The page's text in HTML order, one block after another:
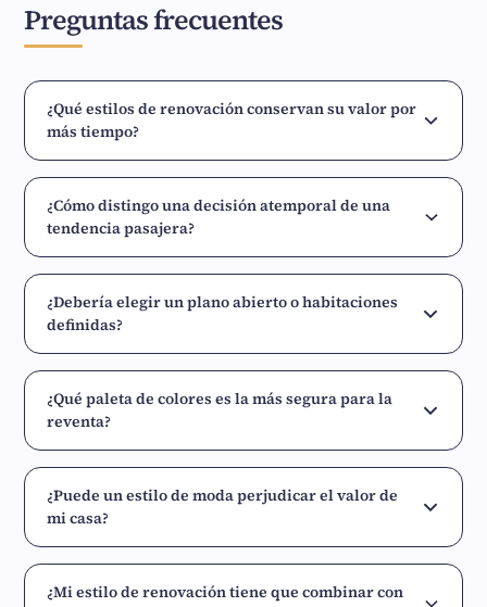
Preguntas frecuentes
¿Qué estilos de renovación conservan su valor por
más tiempo?
¿Cómo distingo una decisión atemporal de una
tendencia pasajera?
¿Debería elegir un plano abierto o habitaciones
definidas?
¿Qué paleta de colores es la más segura para la
reventa?
¿Puede un estilo de moda perjudicar el valor de
mi casa?
¿Mi estilo de renovación tiene que combinar con